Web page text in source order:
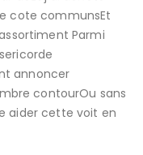
cote communsEt
Parmi
annoncer
contourOu sans
aider cette voit en